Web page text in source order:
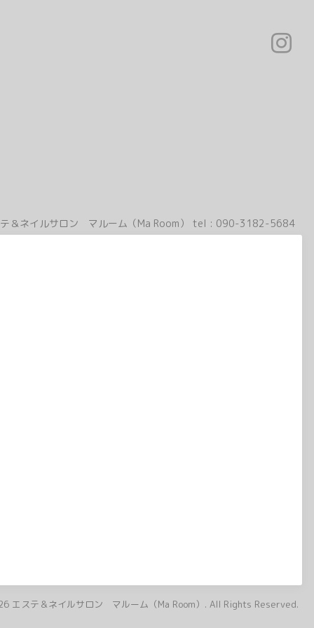
＆ネイルサロン マルーム（Ma Room） tel : 090-3182-5684
エステ＆ネイルサロン マルーム（Ma Room） . All Rights Reserved.